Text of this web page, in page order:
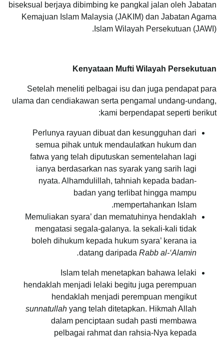
biseksual berjaya dibimbing ke pangkal jalan oleh Jabatan
Kemajuan Islam Malaysia (JAKIM) dan Jabatan Agama
Islam Wilayah Persekutuan (JAWI).
Kenyataan Mufti Wilayah Persekutuan
Setelah meneliti pelbagai isu dan juga pendapat para
ulama dan cendiakawan serta pengamal undang-undang,
kami berpendapat seperti berikut:
Perlunya rayuan dibuat dan kesungguhan dari
semua pihak untuk mendaulatkan hukum dan
fatwa yang telah diputuskan sementelahan lagi
ianya berdasarkan nas syarak yang sarih lagi
nyata. Alhamdulillah, tahniah kepada badan-
badan yang terlibat hingga mampu
mempertahankan Islam.
Memuliakan syara’ dan mematuhinya hendaklah
mengatasi segala-galanya. Ia sekali-kali tidak
boleh dihukum kepada hukum syara’ kerana ia
datang daripada Rabb al-‘Alamin.
Islam telah menetapkan bahawa lelaki
hendaklah menjadi lelaki begitu juga perempuan
hendaklah menjadi perempuan mengikut
sunnatullah yang telah ditetapkan. Hikmah Allah
dalam penciptaan sudah pasti membawa
pelbagai rahmat dan rahsia-Nya kepada